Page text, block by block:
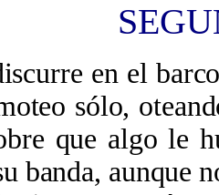
en el
sólo,
que algo le
banda, aunque